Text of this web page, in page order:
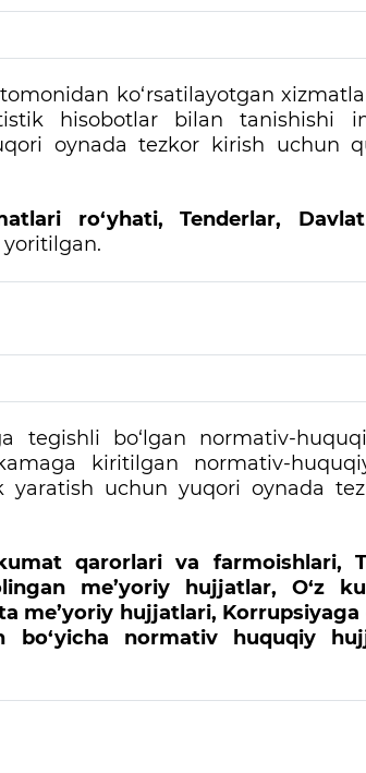
ko‘rsatilayotgan
hisobotlar bilan tanishishi
oynada tezkor kirish uchun
ro‘yhati, Tenderlar,
yoritilgan.
tegishli bo‘lgan normativ-
kiritilgan normativ-
yaratish uchun yuqori oynada
qarorlari va farmoishlari,
me’yoriy hujjatlar, O‘z
me’yoriy hujjatlari,
bo‘yicha normativ huquqiy